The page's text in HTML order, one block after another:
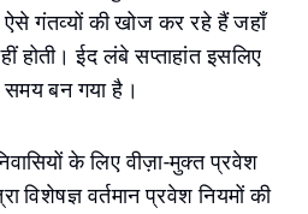
गंतव्यों की खोज कर रहे हैं जहाँ
होती। ईद लंबे सप्ताहांत इसलिए
बन गया है।
के लिए वीज़ा-मुक्त प्रवेश
विशेषज्ञ वर्तमान प्रवेश नियमों की